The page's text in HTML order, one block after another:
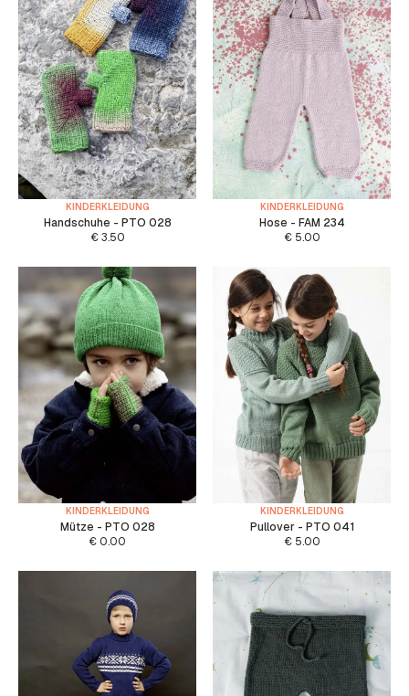
KINDERKLEIDUNG
Handschuhe - PTO 028
€3.50
KINDERKLEIDUNG
Hose - FAM 234
€5.00
KINDERKLEIDUNG
Mütze - PTO 028
€ 0.00
KINDERKLEIDUNG
Pullover - PTO 041
€5.00